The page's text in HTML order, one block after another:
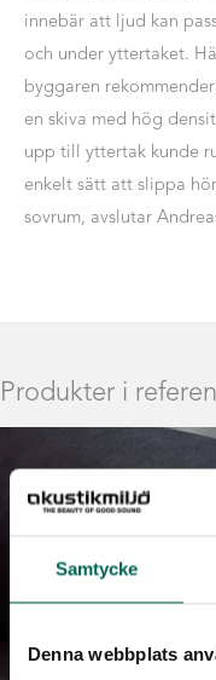
Samtycke
Denna webbplats
innebär att ljud kan
och under yttertaket.
byggaren
en skiva med hög
upp till yttertak kunde
enkelt sätt att slippa
sovrum, avslutar
Produkter i